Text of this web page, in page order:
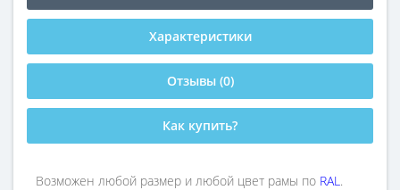
Характеристики
Отзывы (0)
Как купить?
Возможен любой размер и любой цвет рамы по RAL .